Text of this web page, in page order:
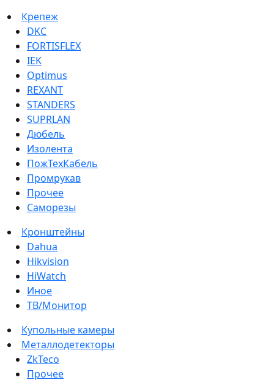
Крепеж
DKC
FORTISFLEX
IEK
Optimus
REXANT
STANDERS
SUPRLAN
Дюбель
Изолента
ПожТехКабель
Промрукав
Прочее
Саморезы
Кронштейны
Dahua
Hikvision
HiWatch
Иное
ТВ/Монитор
Купольные камеры
Металлодетекторы
ZkTeco
Прочее